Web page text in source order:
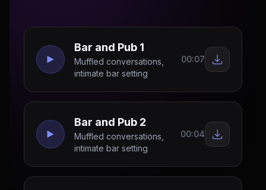
Bar and Pub 1
Muffled conversations,
intimate bar setting
00:07
Bar and Pub 2
Muffled conversations,
intimate bar setting
00:04